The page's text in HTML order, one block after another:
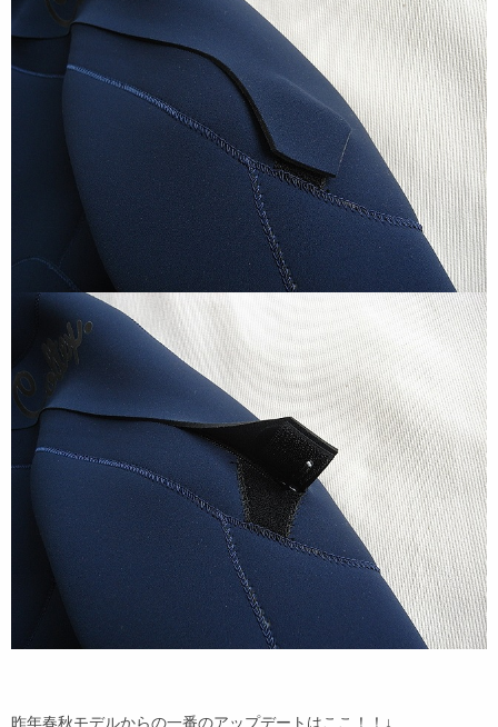
昨年春秋モデルからの一番のアップデートはここ！！↓